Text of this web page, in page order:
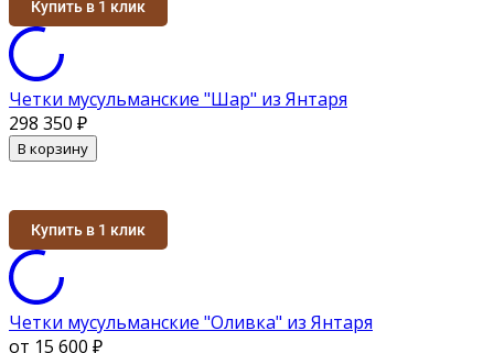
Купить в 1 клик
Четки мусульманские "Шар" из Янтаря
298 350 ₽
В корзину
Купить в 1 клик
Четки мусульманские "Оливка" из Янтаря
от 15 600 ₽